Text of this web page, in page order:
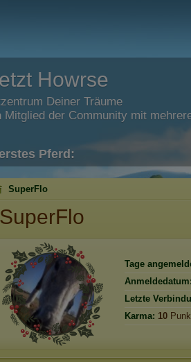
Howrse
Deiner Träume
Mitglied der Community mit
Pferd:
SuperFlo
SuperFlo
Tage
Letzte
Karma: 10